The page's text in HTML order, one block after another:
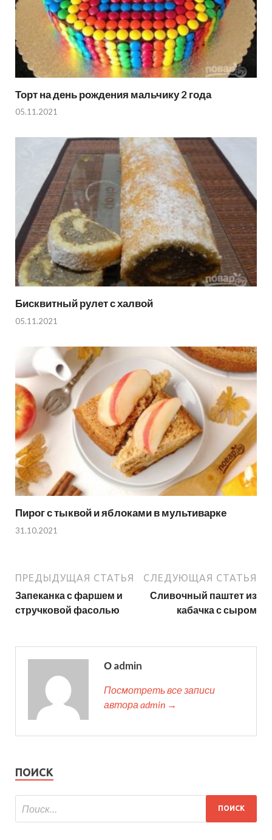
Торт на день рождения мальчику 2 года
05.11.2021
Бисквитный рулет с халвой
05.11.2021
Пирог с тыквой и яблоками в мультиварке
31.10.2021
ПРЕДЫДУЩАЯ СТАТЬЯ
Запеканка с фаршем и
стручковой фасолью
СЛЕДУЮЩАЯ СТАТЬЯ
Сливочный паштет из
кабачка с сыром
О admin
Посмотреть все записи
автора admin →
ПОИСК